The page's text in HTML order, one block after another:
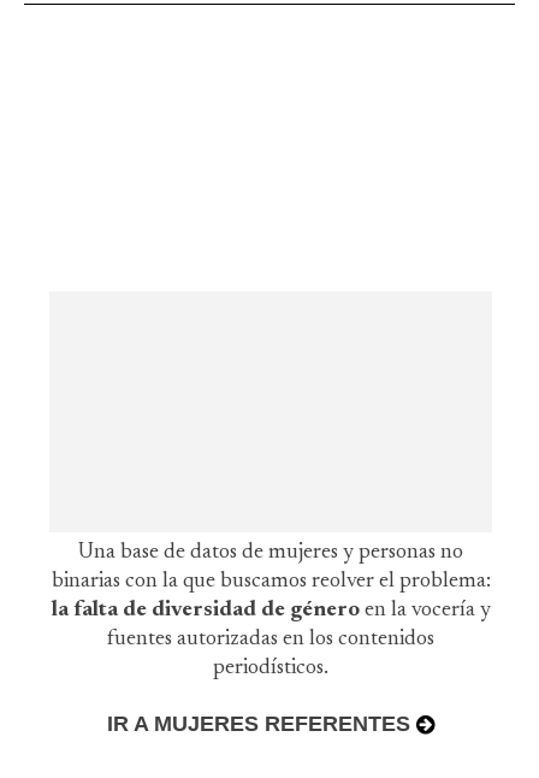
Una base de datos de mujeres y personas no
binarias con la que buscamos reolver el problema:
la falta de diversidad de género en la vocería y
fuentes autorizadas en los contenidos
periodísticos.
IR A MUJERES REFERENTES